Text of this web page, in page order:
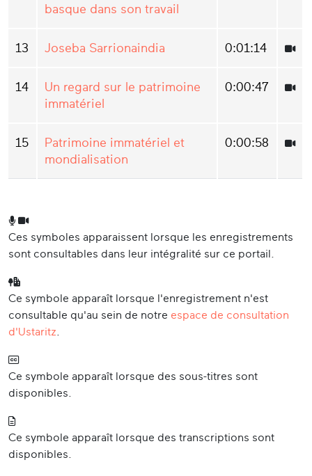
basque dans son travail
13 Joseba Sarrionaindia 0:01:14
14
Un regard sur le patrimoine
immatériel
0:00:47
15
Patrimoine immatériel et
mondialisation
0:00:58
Ces symboles apparaissent lorsque les enregistrements
sont consultables dans leur intégralité sur ce portail.
Ce symbole apparaît lorsque l'enregistrement n'est
consultable qu'au sein de notre espace de consultation
d'Ustaritz
Ce symbole apparaît lorsque des sous-titres sont
disponibles.
Ce symbole apparaît lorsque des transcriptions sont
disponibles.